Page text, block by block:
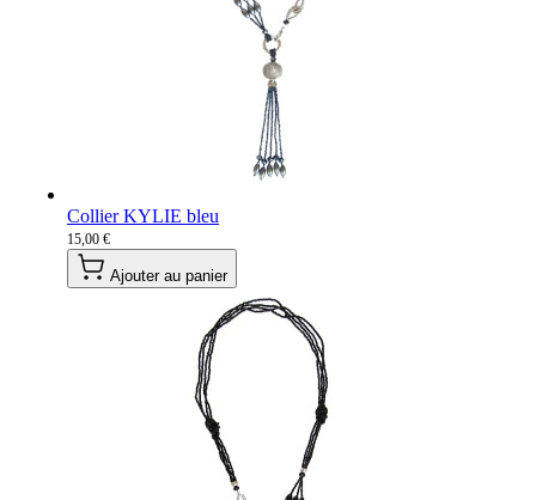
Collier KYLIE bleu
15,00 €
Ajouter au panier